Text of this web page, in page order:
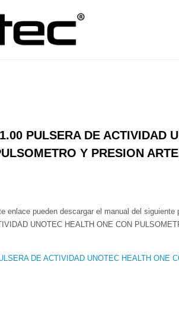
PULSERA DE ACTIVIDAD
Y PRESION
enlace pueden descargar el manual del siguiente
UNOTEC HEALTH ONE CON
DE ACTIVIDAD UNOTEC HEALTH ONE